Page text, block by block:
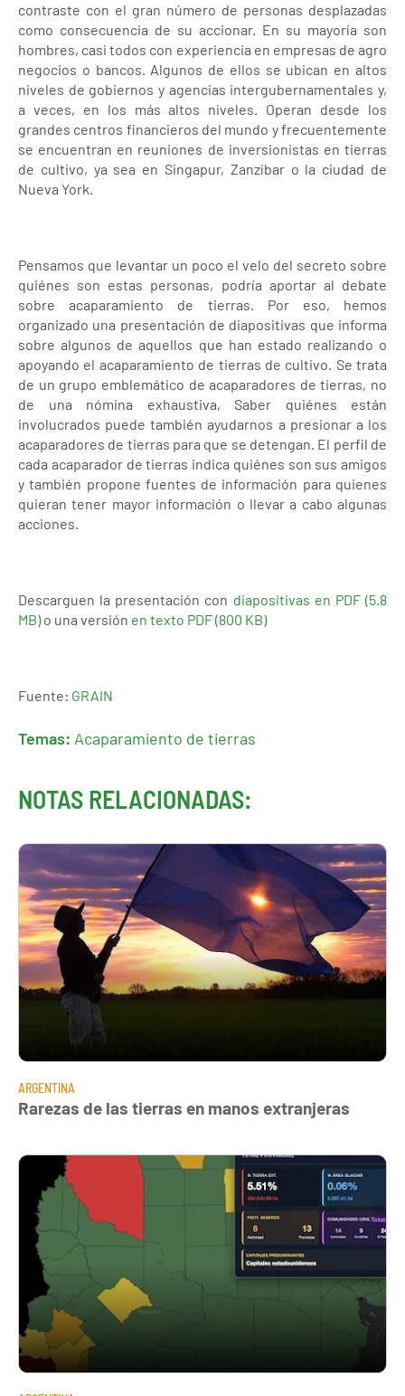
contraste con el gran número de personas desplazadas
como consecuencia de su accionar. En su mayoría son
hombres, casi todos con experiencia en empresas de agro
negocios o bancos. Algunos de ellos se ubican en altos
niveles de gobiernos y agencias intergubernamentales y,
a veces, en los más altos niveles. Operan desde los
grandes centros financieros del mundo y frecuentemente
se encuentran en reuniones de inversionistas en tierras
de cultivo, ya sea en Singapur, Zanzíbar o la ciudad de
Nueva York.
Pensamos que levantar un poco el velo del secreto sobre
quiénes son estas personas, podría aportar al debate
sobre acaparamiento de tierras. Por eso, hemos
organizado una presentación de diapositivas que informa
sobre algunos de aquellos que han estado realizando o
apoyando el acaparamiento de tierras de cultivo. Se trata
de un grupo emblemático de acaparadores de tierras, no
de una nómina exhaustiva, Saber quiénes están
involucrados puede también ayudarnos a presionar a los
acaparadores de tierras para que se detengan. El perfil de
cada acaparador de tierras indica quiénes son sus amigos
y también propone fuentes de información para quienes
quieran tener mayor información o llevar a cabo algunas
acciones.
Descarguen la presentación con diapositivas en PDF (5.8
MB)o una versión en texto PDF (800 KB)
Fuente: GRAIN
Temas: Acaparamiento de tierras
NOTAS RELACIONADAS:
ARGENTINA
Rarezas de las tierras en manos extranjeras